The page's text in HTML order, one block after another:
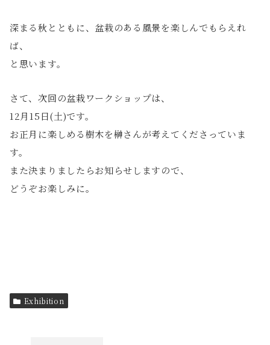
深まる秋とともに、盆栽のある風景を楽しんでもらえれ
ば、
と思います。
さて、次回の盆栽ワークショップは、
12月15日(土)です。
お正月に楽しめる樹木を榊さんが考えてくださっていま
す。
また決まりましたらお知らせしますので、
どうぞお楽しみに。
Exhibition